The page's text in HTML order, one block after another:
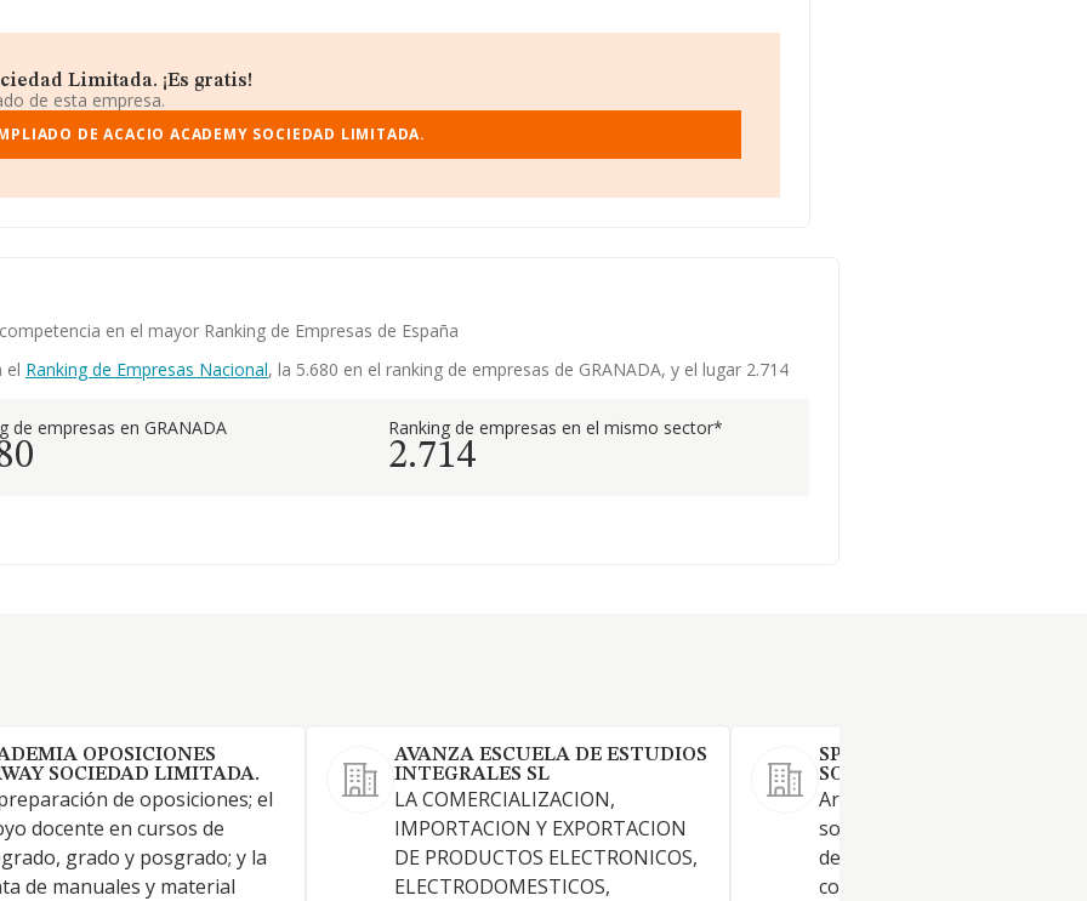
Limitada. ¡Es gratis!
de esta empresa.
DE ACACIO ACADEMY SOCIEDAD LIMITADA.
en el mayor Ranking de Empresas de España
el Ranking de Empresas Nacional, la 5.680 en el ranking de empresas de GRANADA, y el lugar 2.714
de empresas en GRANADA Ranking de empresas en el mismo sector*
2.714
OPOSICIONES
SOCIEDAD LIMITADA.
de oposiciones; el
docente en cursos de
grado y posgrado; y la
de manuales y material
AVANZA ESCUELA DE ESTUDIOS
INTEGRALES SL
LA COMERCIALIZACION,
IMPORTACION Y EXPORTACION
DE PRODUCTOS ELECTRONICOS,
ELECTRODOMESTICOS,
SPLASH FUN ENGLISH
SOCIEDAD LIMITADA.
Artículo 2.º Objeto social. La
sociedad tiene por objeto el
desarrollo de las actividades
correspondientes a los